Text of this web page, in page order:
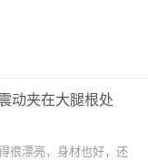
动夹在大腿根处
很漂亮，身材也好，还